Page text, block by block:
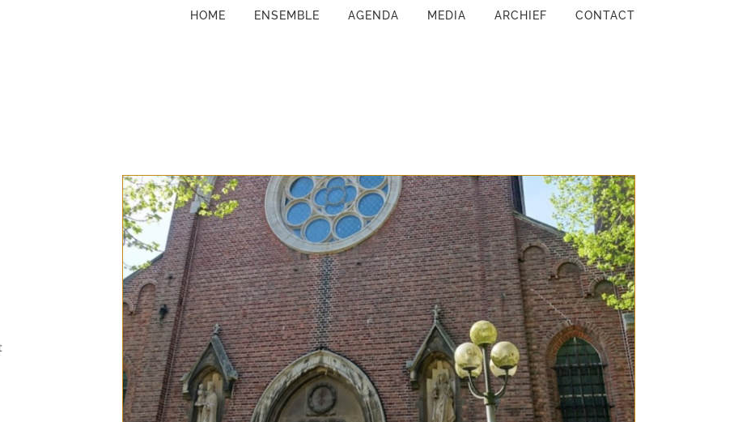
HOME ENSEMBLE AGENDA MEDIA ARCHIEF CONTACT